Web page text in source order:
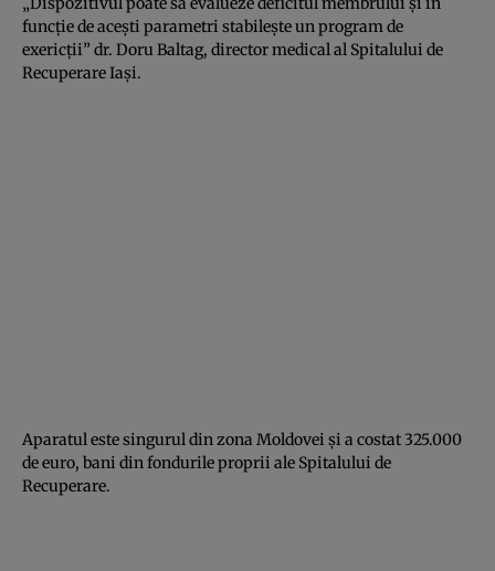
funcţie de aceşti parametri stabileşte un program de
exericţii” dr. Doru Baltag, director medical al Spitalului de
Recuperare Iaşi.
Aparatul este singurul din zona Moldovei şi a costat 325.000
de euro, bani din fondurile proprii ale Spitalului de
Recuperare.